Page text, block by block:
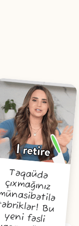
Təqaüdə
çıxmağınız
münasibətilə
təbriklər! Bu
yeni fəsli
yaşamağınız
üçün